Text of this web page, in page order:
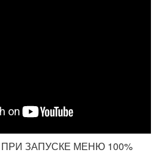
ПРИ ЗАПУСКЕ МЕНЮ 100%